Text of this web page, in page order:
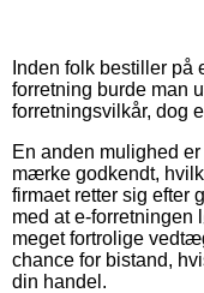
Inden folk bestiller på
forretning burde man
forretningsvilkår, dog
En anden mulighed
mærke godkendt,
firmaet retter sig efter
med at e-
meget fortrolige
chance for bistand,
din handel.